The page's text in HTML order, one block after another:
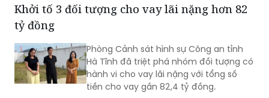
theo quy định.
Phòng Cảnh sát hình sự Công an tỉnh
hành vi cho vay lãi nặng với tổng số
tiền cho vay gần 82,4 tỷ đồng.
Bắt giam đối tượng cầm đầu đường dây, điều